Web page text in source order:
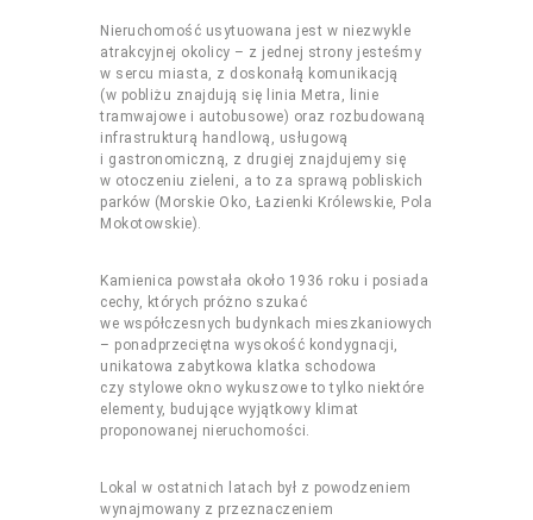
Nieruchomość usytuowana jest w niezwykle
atrakcyjnej okolicy – z jednej strony jesteśmy
w sercu miasta, z doskonałą komunikacją
(w pobliżu znajdują się linia Metra, linie
tramwajowe i autobusowe) oraz rozbudowaną
infrastrukturą handlową, usługową
i gastronomiczną, z drugiej znajdujemy się
w otoczeniu zieleni, a to za sprawą pobliskich
parków (Morskie Oko, Łazienki Królewskie, Pola
Mokotowskie).
Kamienica powstała około 1936 roku i posiada
cechy, których próżno szukać
we współczesnych budynkach mieszkaniowych
– ponadprzeciętna wysokość kondygnacji,
unikatowa zabytkowa klatka schodowa
czy stylowe okno wykuszowe to tylko niektóre
elementy, budujące wyjątkowy klimat
proponowanej nieruchomości.
Lokal w ostatnich latach był z powodzeniem
wynajmowany z przeznaczeniem